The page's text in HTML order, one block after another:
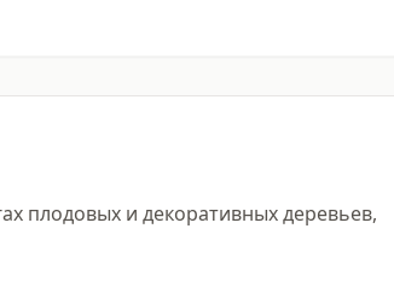
плодовых и декоративных деревьев,